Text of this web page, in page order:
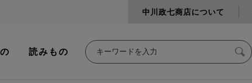
中川政七商店について
読みもの